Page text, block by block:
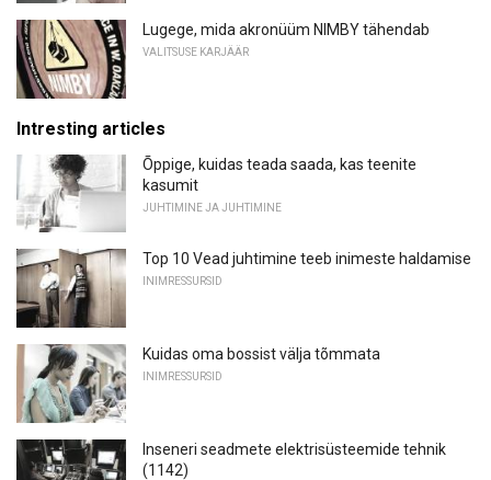
Lugege, mida akronüüm NIMBY tähendab
VALITSUSE KARJÄÄR
Intresting articles
Õppige, kuidas teada saada, kas teenite
kasumit
JUHTIMINE JA JUHTIMINE
Top 10 Vead juhtimine teeb inimeste haldamise
INIMRESSURSID
Kuidas oma bossist välja tõmmata
INIMRESSURSID
Inseneri seadmete elektrisüsteemide tehnik
(1142)